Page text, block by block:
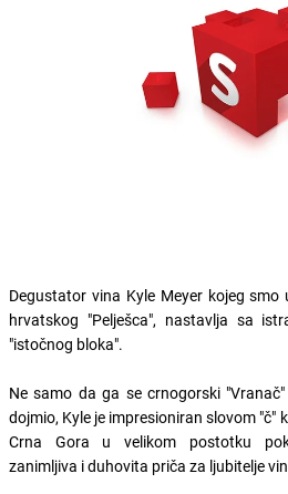
Degustator vina Kyle Meyer kojeg
hrvatskog "Pelješca", nastavlja sa
"istočnog bloka".
Ne samo da ga se crnogorski
dojmio, Kyle je impresioniran slovom "č"
Crna Gora u velikom postotku
zanimljiva i duhovita priča za ljubitelje